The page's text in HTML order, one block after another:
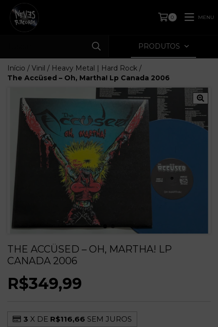
0 MENU
PRODUTOS
Início / Vinil / Heavy Metal | Hard Rock /
The Accüsed – Oh, Martha! Lp Canada 2006
THE ACCÜSED – OH, MARTHA! LP
CANADA 2006
R$349,99
3 X DE R$116,66 SEM JUROS